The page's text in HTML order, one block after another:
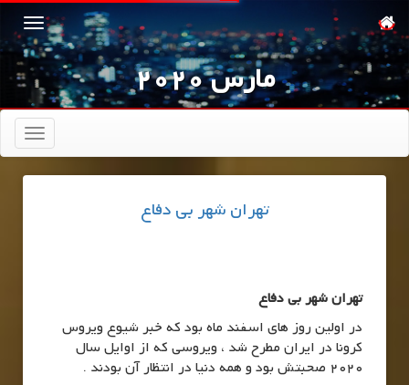
مارس 2020
ناوبری
تهران شهر بی دفاع
تهران شهر بی دفاع
در اولین روز های اسفند ماه بود که خبر شیوع ویروس
کرونا در ایران مطرح شد ، ویروسی که از اوایل سال
2020 صحبتش بود و همه دنیا در انتظار آن بودند .